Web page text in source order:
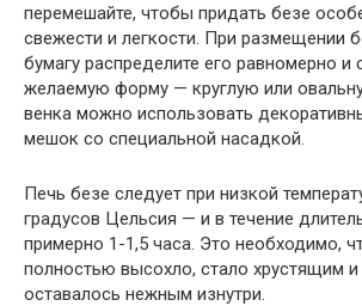
перемешайте, чтобы придать безе
свежести и легкости. При размещении
бумагу распределите его равномерно и
желаемую форму — круглую или
венка можно использовать
мешок со специальной насадкой.
Печь безе следует при низкой
градусов Цельсия — и в течение
примерно 1-1,5 часа. Это необходимо,
полностью высохло, стало хрустящим и
оставалось нежным изнутри.